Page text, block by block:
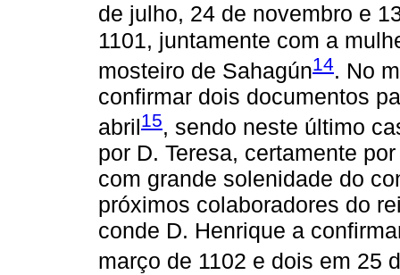
de julho, 24 de novembro e
1101, juntamente com a
mosteiro de Sahagún14. No
confirmar dois documentos
abril15, sendo neste último
por D. Teresa, certamente
com grande solenidade do
próximos colaboradores do
conde D. Henrique a
março de 1102 e dois em 25